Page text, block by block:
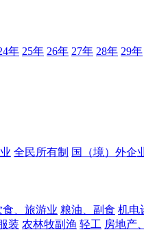
年 25年 26年 27年 28年 29年
全民所有制 国（境）外企
食、旅游业 粮油、副食 机电
装 农林牧副渔 轻工 房地产